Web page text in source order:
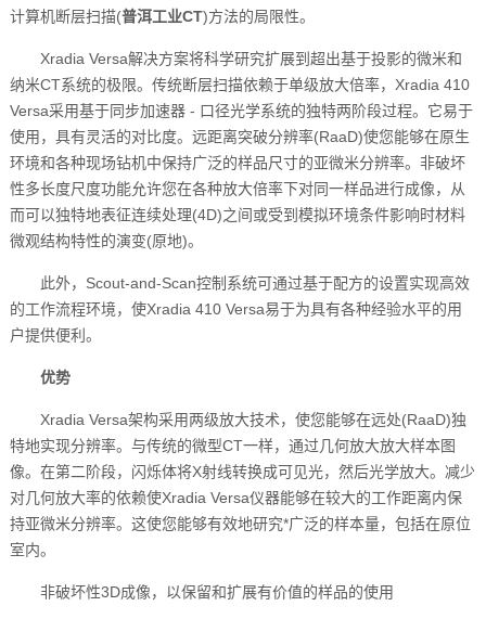
计算机断层扫描(普洱工业CT)方法的局限性。
Xradia Versa解决方案将科学研究扩展到超出基于投影的微米和
纳米CT系统的极限。传统断层扫描依赖于单级放大倍率，Xradia 410
Versa采用基于同步加速器 - 口径光学系统的独特两阶段过程。它易于
使用，具有灵活的对比度。远距离突破分辨率(RaaD)使您能够在原生
环境和各种现场钻机中保持广泛的样品尺寸的亚微米分辨率。非破坏
性多长度尺度功能允许您在各种放大倍率下对同一样品进行成像，从
而可以独特地表征连续处理(4D)之间或受到模拟环境条件影响时材料
微观结构特性的演变(原地)。
此外，Scout-and-Scan控制系统可通过基于配方的设置实现高效
的工作流程环境，使Xradia 410 Versa易于为具有各种经验水平的用
户提供便利。
优势
Xradia Versa架构采用两级放大技术，使您能够在远处(RaaD)独
特地实现分辨率。与传统的微型CT一样，通过几何放大放大样本图
像。在第二阶段，闪烁体将X射线转换成可见光，然后光学放大。减少
对几何放大率的依赖使Xradia Versa仪器能够在较大的工作距离内保
持亚微米分辨率。这使您能够有效地研究*广泛的样本量，包括在原位
室内。
非破坏性3D成像，以保留和扩展有价值的样品的使用